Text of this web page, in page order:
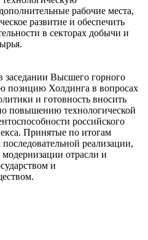
рабочие места,
развитие и обеспечить
в секторах добычи и
Высшего горного
позицию Холдинга в вопросах
и готовность вносить
повышению технологической
российского
Принятые по итогам
реализации,
отрасли и
и